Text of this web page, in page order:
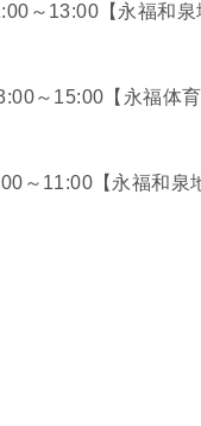
～13:00【永福和泉
～15:00【永福体育
～11:00【永福和泉